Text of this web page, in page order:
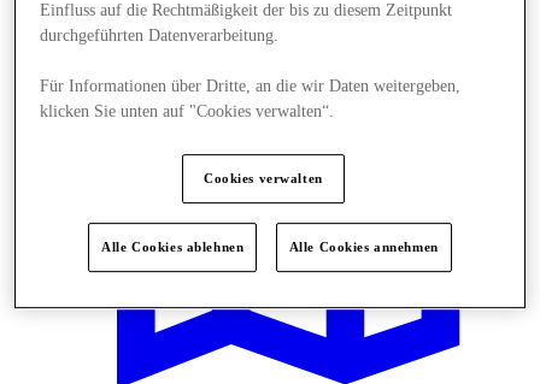
Einfluss auf die Rechtmäßigkeit der bis zu diesem Zeitpunkt
durchgeführten Datenverarbeitung.
Für Informationen über Dritte, an die wir Daten weitergeben,
klicken Sie unten auf "Cookies verwalten“.
Cookies verwalten
Alle Cookies ablehnen Alle Cookies annehmen